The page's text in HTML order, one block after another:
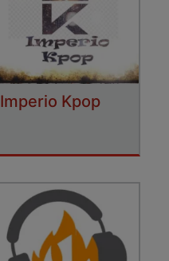
Imperio Kpop